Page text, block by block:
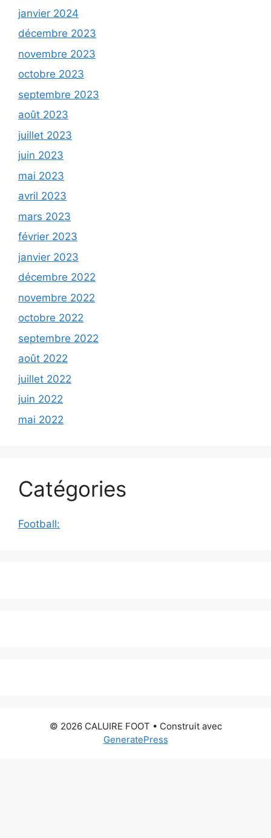
janvier 2024
décembre 2023
novembre 2023
octobre 2023
septembre 2023
août 2023
juillet 2023
juin 2023
mai 2023
avril 2023
mars 2023
février 2023
janvier 2023
décembre 2022
novembre 2022
octobre 2022
septembre 2022
août 2022
juillet 2022
juin 2022
mai 2022
Catégories
Football:
© 2026 CALUIRE FOOT • Construit avec
GeneratePress